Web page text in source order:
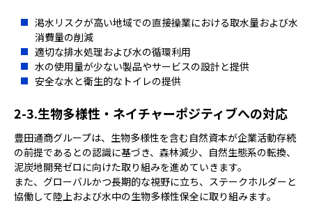
渇水リスクが高い地域での直接操業における取水量および水
消費量の削減
適切な排水処理および水の循環利用
水の使用量が少ない製品やサービスの設計と提供
安全な水と衛生的なトイレの提供
生物多様性・ネイチャーポジティブへの対応
豊田通商グループは、生物多様性を含む自然資本が企業活動存続
の前提であるとの認識に基づき、森林減少、自然生態系の転換、
泥炭地開発ゼロに向けた取り組みを進めていきます。
また、グローバルかつ長期的な視野に立ち、ステークホルダーと
協働して陸上および水中の生物多様性保全に取り組みます。